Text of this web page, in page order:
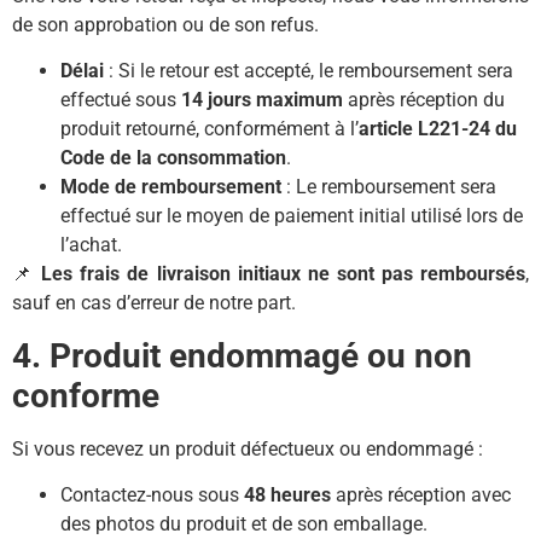
de son approbation ou de son refus.
Délai : Si le retour est accepté, le remboursement sera
effectué sous 14 jours maximum après réception du
produit retourné, conformément à l’article L221-24 du
Code de la consommation.
Mode de remboursement : Le remboursement sera
effectué sur le moyen de paiement initial utilisé lors de
l’achat.
📌 Les frais de livraison initiaux ne sont pas remboursés,
sauf en cas d’erreur de notre part.
4. Produit endommagé ou non
conforme
Si vous recevez un produit défectueux ou endommagé :
Contactez-nous sous 48 heures après réception avec
des photos du produit et de son emballage.